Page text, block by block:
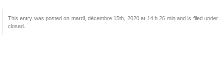
This entry was posted on mardi, décembre 15th, 2020 at 14 h 26 min and is filed
closed.